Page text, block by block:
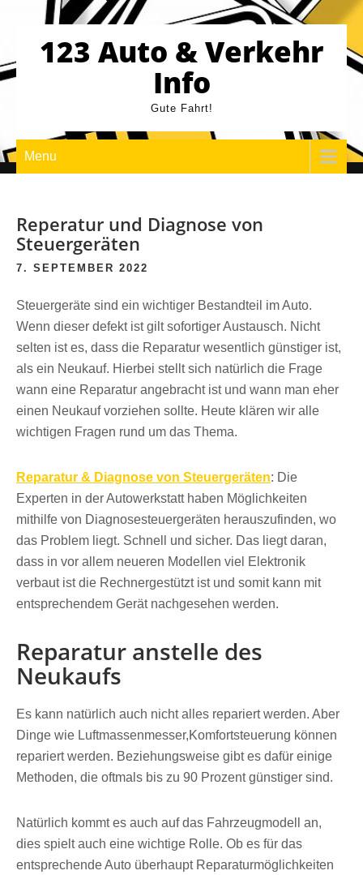
content123 Auto & Verkehr
Info
Gute Fahrt!
Menu
Reperatur und Diagnose von
Steuergeräten
7. SEPTEMBER 2022
Steuergeräte sind ein wichtiger Bestandteil im Auto.
Wenn dieser defekt ist gilt sofortiger Austausch. Nicht
selten ist es, dass die Reparatur wesentlich günstiger ist,
als ein Neukauf. Hierbei stellt sich natürlich die Frage
wann eine Reparatur angebracht ist und wann man eher
einen Neukauf vorziehen sollte. Heute klären wir alle
wichtigen Fragen rund um das Thema.
Reparatur & Diagnose von Steuergeräten: Die
Experten in der Autowerkstatt haben Möglichkeiten
mithilfe von Diagnosesteuergeräten herauszufinden, wo
das Problem liegt. Schnell und sicher. Das liegt daran,
dass in vor allem neueren Modellen viel Elektronik
verbaut ist die Rechnergestützt ist und somit kann mit
entsprechendem Gerät nachgesehen werden.
Reparatur anstelle des
Neukaufs
Es kann natürlich auch nicht alles repariert werden. Aber
Dinge wie Luftmassenmesser,Komfortsteuerung können
repariert werden. Beziehungsweise gibt es dafür einige
Methoden, die oftmals bis zu 90 Prozent günstiger sind.
Natürlich kommt es auch auf das Fahrzeugmodell an,
dies spielt auch eine wichtige Rolle. Ob es für das
entsprechende Auto überhaupt Reparaturmöglichkeiten